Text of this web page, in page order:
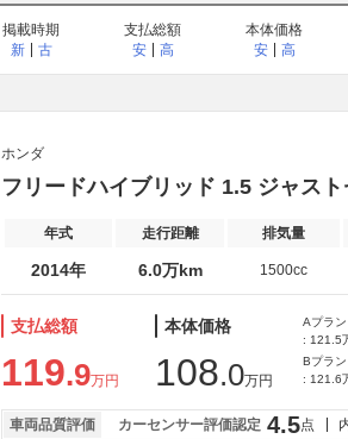
掲載時期
新
古
支払総額
安
高
本体価格
安
高
ホンダ
フリードハイブリッド 1.5 ジャス
年式 走行距離 排気量
2014年 6.0万km 1500cc
支払総額
119.9万円
本体価格
108.0万円
Aプラン
: 121.5
Bプラン
: 121.6
車両品質評価 カーセンサー評価認定 4.5点